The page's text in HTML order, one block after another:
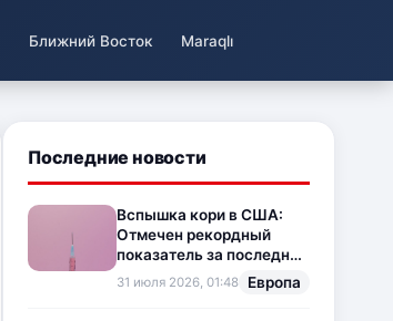
Ближний Восток Maraqlı
Последние новости
Вспышка кори в США:
Отмечен рекордный
показатель за последние
35 лет
31 июля 2026, 01:48 Европа